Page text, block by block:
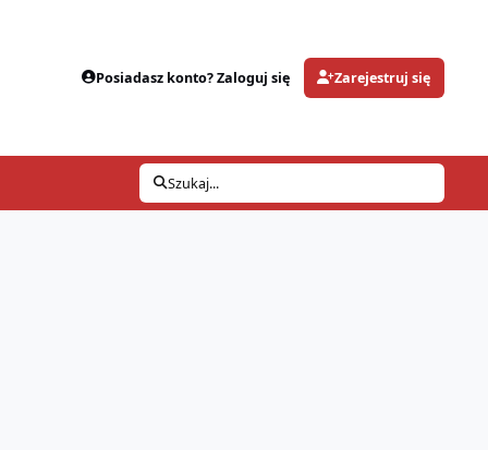
Posiadasz konto? Zaloguj się Zarejestruj się
Szukaj...